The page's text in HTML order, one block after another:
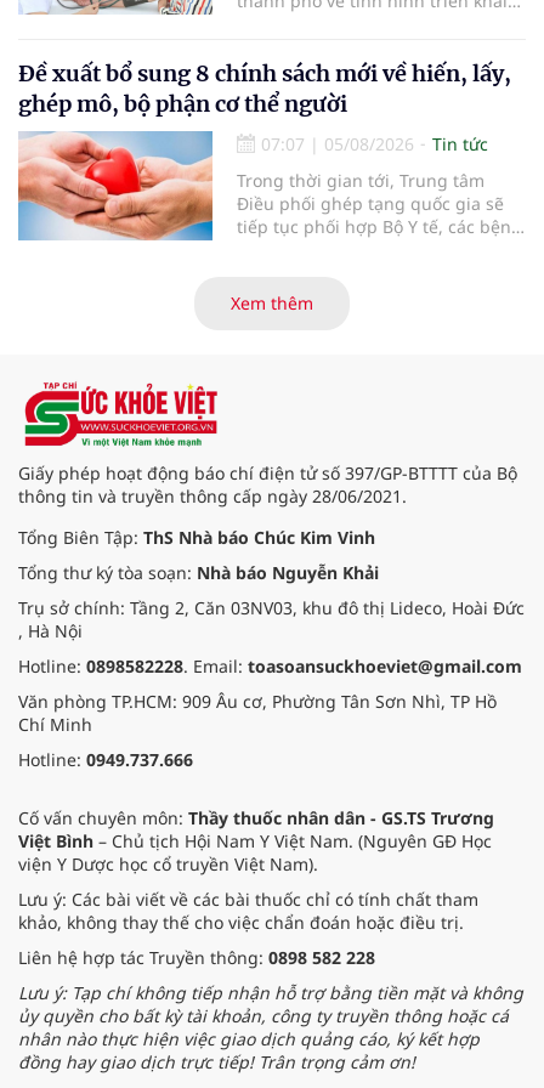
nhận 32.286.360 người, chiếm gần
30% dân số cả nước đã được khám
sức khỏe định kỳ năm nay.
Đề xuất bổ sung 8 chính sách mới về hiến, lấy,
ghép mô, bộ phận cơ thể người
07:07 | 05/08/2026
Tin tức
Trong thời gian tới, Trung tâm
Điều phối ghép tạng quốc gia sẽ
tiếp tục phối hợp Bộ Y tế, các bệnh
cường truyền thông, hoàn thiện
quy trình chuyên môn và hệ thống
Xem thêm
Giấy phép hoạt động báo chí điện tử số 397/GP-BTTTT của Bộ
thông tin và truyền thông cấp ngày 28/06/2021.
Tổng Biên Tập: ThS Nhà báo Chúc Kim Vinh
Tổng thư ký tòa soạn: Nhà báo Nguyễn Khải
Trụ sở chính: Tầng 2, Căn 03NV03, khu đô thị Lideco, Hoài Đức
, Hà Nội
Hotline: 0898582228. Email: toasoansuckhoeviet@gmail.com
Văn phòng TP.HCM: 909 Âu cơ, Phường Tân Sơn Nhì, TP Hồ
Chí Minh
Hotline: 0949.737.666
Cố vấn chuyên môn: Thầy thuốc nhân dân - GS.TS Trương
Việt Bình – Chủ tịch Hội Nam Y Việt Nam. (Nguyên GĐ Học
viện Y Dược học cổ truyền Việt Nam).
Lưu ý: Các bài viết về các bài thuốc chỉ có tính chất tham
khảo, không thay thế cho việc chẩn đoán hoặc điều trị.
Liên hệ hợp tác Truyền thông: 0898 582 228
Lưu ý: Tạp chí không tiếp nhận hỗ trợ bằng tiền mặt và không
ủy quyền cho bất kỳ tài khoản, công ty truyền thông hoặc cá
nhân nào thực hiện việc giao dịch quảng cáo, ký kết hợp
đồng hay giao dịch trực tiếp! Trân trọng cảm ơn!